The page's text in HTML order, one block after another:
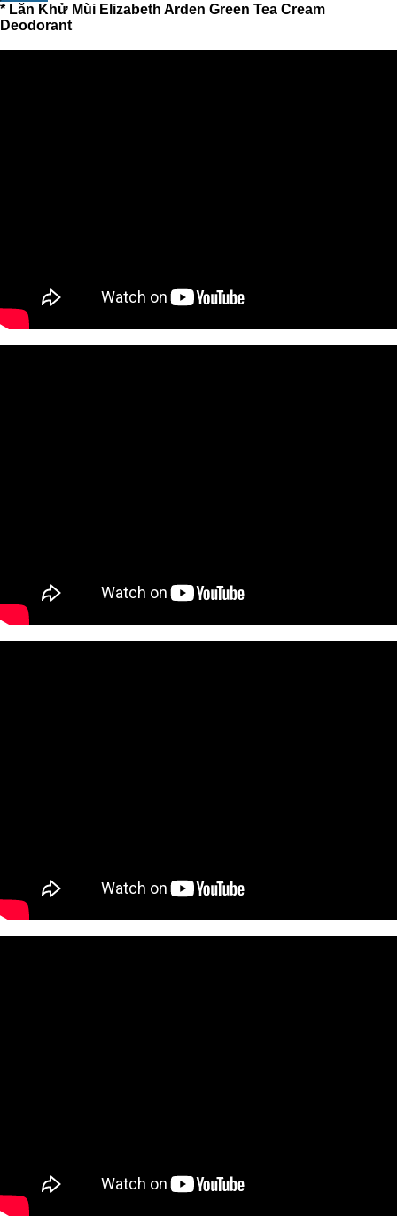
* Lăn Khử Mùi Elizabeth Arden Green Tea Cream
Deodorant